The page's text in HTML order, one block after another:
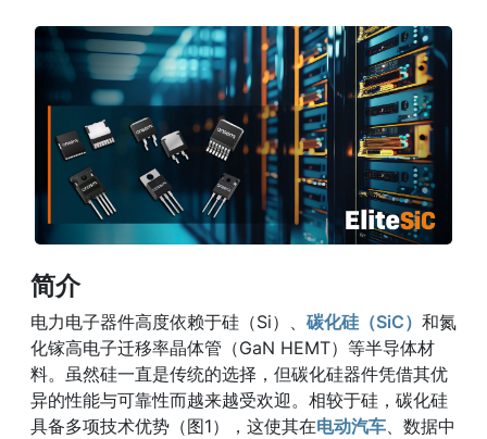
简介
电力电子器件高度依赖于硅（Si）、 碳化硅（SiC） 和氮
化镓高电子迁移率晶体管（GaN HEMT）等半导体材
料。虽然硅一直是传统的选择，但碳化硅器件凭借其优
异的性能与可靠性而越来越受欢迎。相较于硅，碳化硅
具备多项技术优势（图1），这使其在电动汽车 、数据中